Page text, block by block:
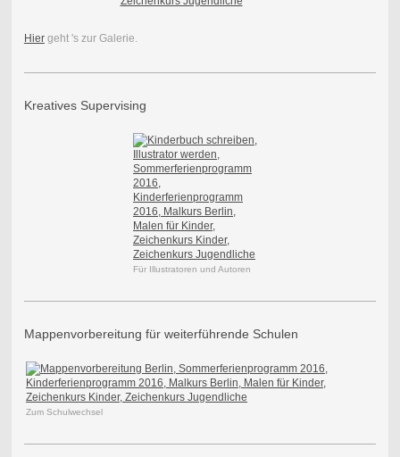
Hiergeht 's zur Galerie.
Kreatives Supervising
Für Illustratoren und Autoren
Mappenvorbereitung für weiterführende Schulen
Zum Schulwechsel